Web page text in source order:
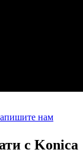
нам
с Konica